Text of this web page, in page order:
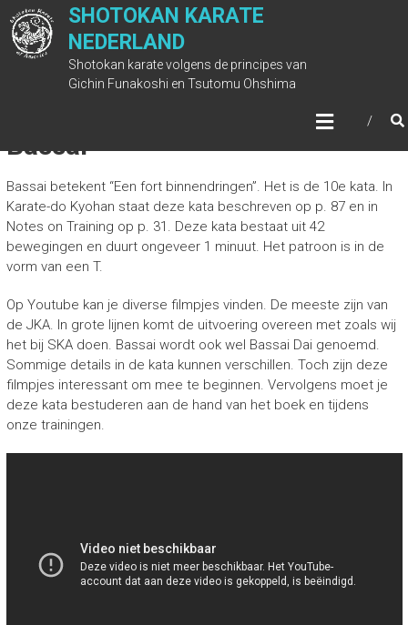
naar
de
SHOTOKAN KARATE
NEDERLAND
Shotokan karate volgens de principes van
Gichin Funakoshi en Tsutomu Ohshima
Bassai
Bassai betekent “Een fort binnendringen”. Het is de 10e kata. In
Karate-do Kyohan staat deze kata beschreven op p. 87 en in
Notes on Training op p. 31. Deze kata bestaat uit 42
bewegingen en duurt ongeveer 1 minuut. Het patroon is in de
vorm van een T.
Op Youtube kan je diverse filmpjes vinden. De meeste zijn van
de JKA. In grote lijnen komt de uitvoering overeen met zoals wij
het bij SKA doen. Bassai wordt ook wel Bassai Dai genoemd.
Sommige details in de kata kunnen verschillen. Toch zijn deze
filmpjes interessant om mee te beginnen. Vervolgens moet je
deze kata bestuderen aan de hand van het boek en tijdens
onze trainingen.